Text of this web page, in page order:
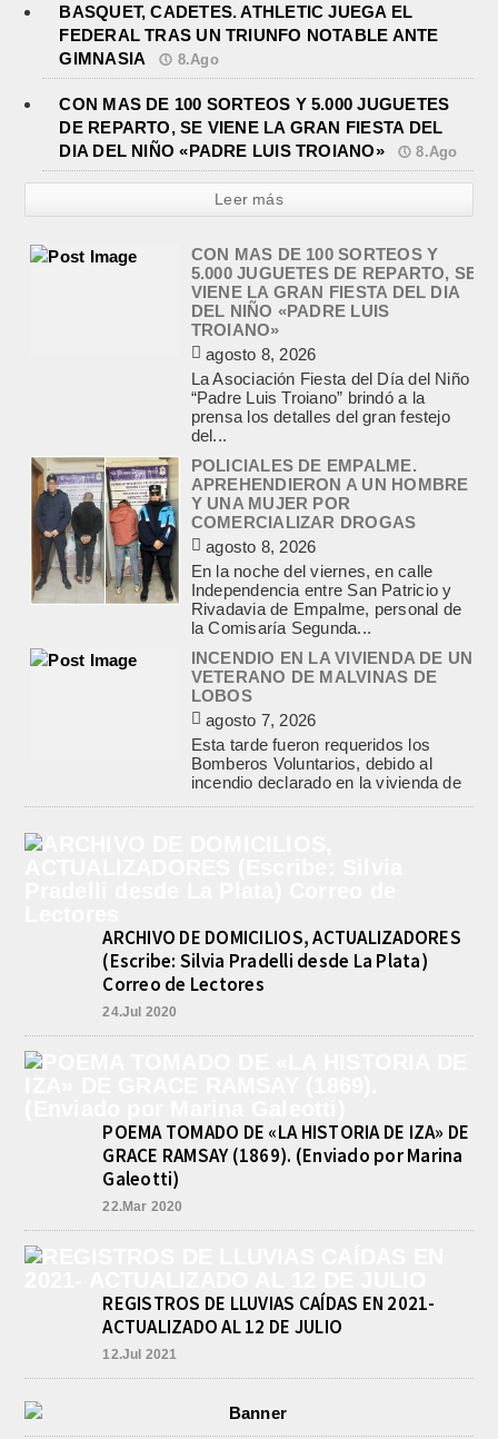
BASQUET, CADETES. ATHLETIC JUEGA EL
FEDERAL TRAS UN TRIUNFO NOTABLE ANTE
GIMNASIA
8.Ago
CON MAS DE 100 SORTEOS Y 5.000 JUGUETES
DE REPARTO, SE VIENE LA GRAN FIESTA DEL
DIA DEL NIÑO «PADRE LUIS TROIANO»
8.Ago
Leer más
CON MAS DE 100 SORTEOS Y
5.000 JUGUETES DE REPARTO, SE
VIENE LA GRAN FIESTA DEL DIA
DEL NIÑO «PADRE LUIS
TROIANO»
agosto 8, 2026
La Asociación Fiesta del Día del Niño
“Padre Luis Troiano” brindó a la
prensa los detalles del gran festejo
del...
POLICIALES DE EMPALME.
APREHENDIERON A UN HOMBRE
Y UNA MUJER POR
COMERCIALIZAR DROGAS
agosto 8, 2026
En la noche del viernes, en calle
Independencia entre San Patricio y
Rivadavia de Empalme, personal de
la Comisaría Segunda...
INCENDIO EN LA VIVIENDA DE UN
VETERANO DE MALVINAS DE
LOBOS
agosto 7, 2026
Esta tarde fueron requeridos los
Bomberos Voluntarios, debido al
incendio declarado en la vivienda de
Un helicóptero que participaba de la
búsqueda, encontró hoy el cuerpo sin
vida de la persona que se buscaba
en...
JUEGA EL FEDERAL TRAS UN
El equipo de Cadetes de Básquet de
Athletic, se metió entre los mejores 4
de la FEBAMBA y disputa el...
ARCHIVO DE DOMICILIOS, ACTUALIZADORES
(Escribe: Silvia Pradelli desde La Plata)
Correo de Lectores
24.Jul 2020
POEMA TOMADO DE «LA HISTORIA DE IZA» DE
GRACE RAMSAY (1869). (Enviado por Marina
Galeotti)
22.Mar 2020
REGISTROS DE LLUVIAS CAÍDAS EN 2021-
ACTUALIZADO AL 12 DE JULIO
12.Jul 2021